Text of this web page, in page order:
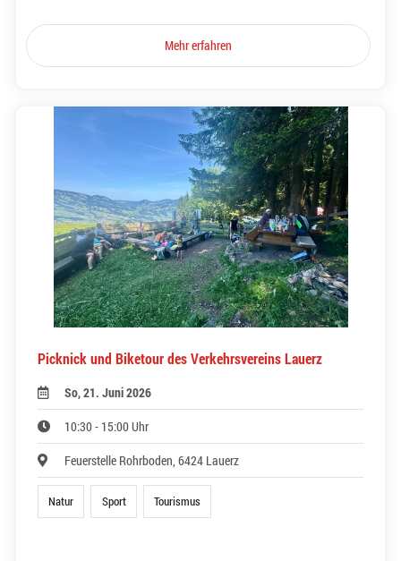
Mehr erfahren
Picknick und Biketour des Verkehrsvereins Lauerz
So, 21. Juni 2026
10:30 - 15:00 Uhr
Feuerstelle Rohrboden, 6424 Lauerz
Natur Sport Tourismus